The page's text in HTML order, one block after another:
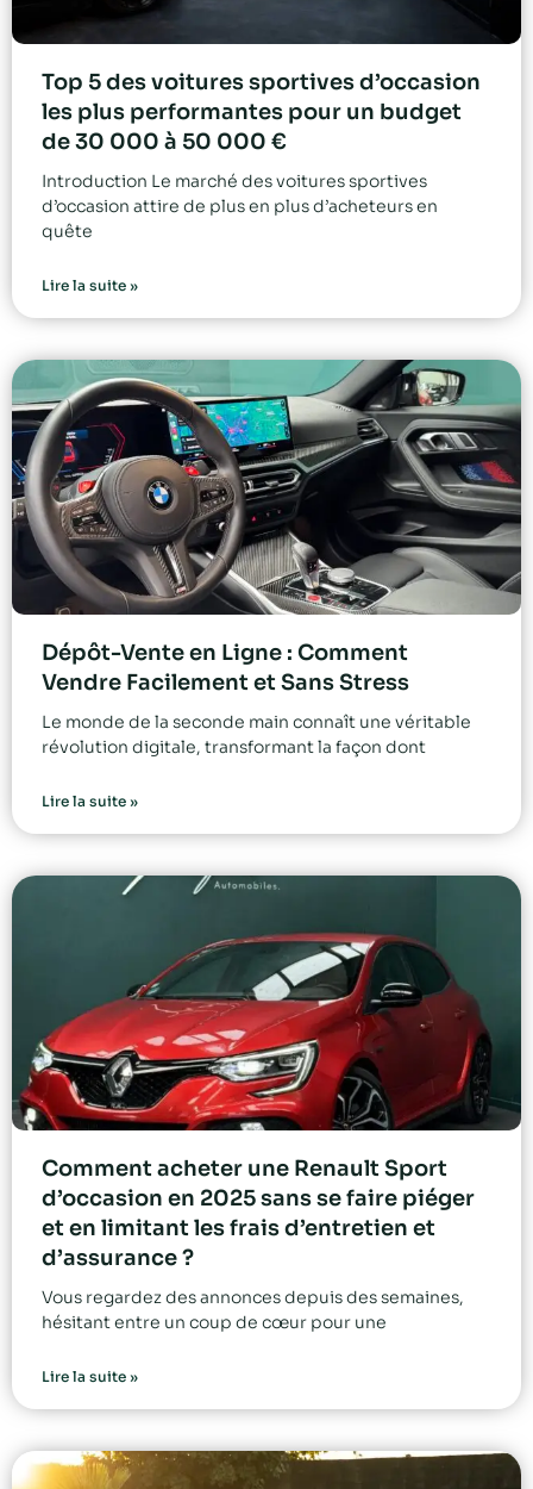
Top 5 des voitures sportives d’occasion
les plus performantes pour un budget
de 30 000 à 50 000 €
Introduction Le marché des voitures sportives
d’occasion attire de plus en plus d’acheteurs en
quête
Lire la suite »
Dépôt-Vente en Ligne : Comment
Vendre Facilement et Sans Stress
Le monde de la seconde main connaît une véritable
révolution digitale, transformant la façon dont
Lire la suite »
Comment acheter une Renault Sport
d’occasion en 2025 sans se faire piéger
et en limitant les frais d’entretien et
d’assurance ?
Vous regardez des annonces depuis des semaines,
hésitant entre un coup de cœur pour une
Lire la suite »